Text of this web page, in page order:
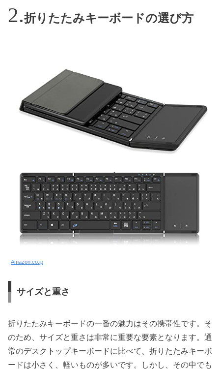
折りたたみキーボードの選び方
Amazon.co.jp
サイズと重さ
折りたたみキーボードの一番の魅力はその携帯性です。そ
のため、サイズと重さは非常に重要な要素となります。通
常のデスクトップキーボードに比べて、折りたたみキーボ
ードは小さく、軽いものが多いです。しかし、その中でも